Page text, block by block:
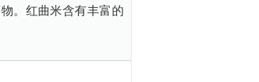
。红曲米含有丰富的